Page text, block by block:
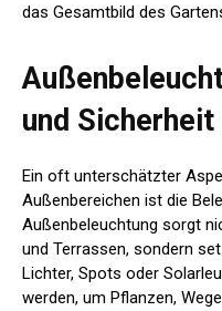
das Gesamtbild des
und Sicherheit
Ein oft unterschätzter
Außenbereichen ist die
Außenbeleuchtung sorgt
und Terrassen, sondern
Lichter, Spots oder
werden, um Pflanzen,